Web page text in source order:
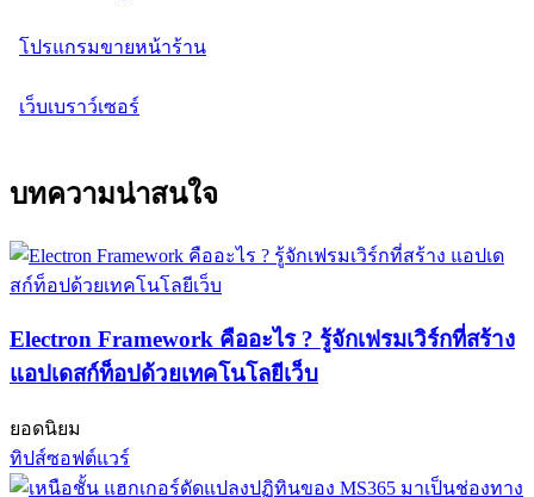
โปรแกรมขายหน้าร้าน
เว็บเบราว์เซอร์
บทความน่าสนใจ
Electron Framework คืออะไร ? รู้จักเฟรมเวิร์กที่สร้าง
แอปเดสก์ท็อปด้วยเทคโนโลยีเว็บ
ยอดนิยม
ทิปส์ซอฟต์แวร์